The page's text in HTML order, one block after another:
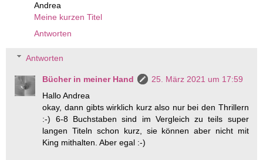
Andrea
Meine kurzen Titel
Antworten
Antworten
Bücher in meiner Hand
25. März 2021 um 17:59
Hallo Andrea
okay, dann gibts wirklich kurz also nur bei den Thrillern
:-) 6-8 Buchstaben sind im Vergleich zu teils super
langen Titeln schon kurz, sie können aber nicht mit
King mithalten. Aber egal :-)